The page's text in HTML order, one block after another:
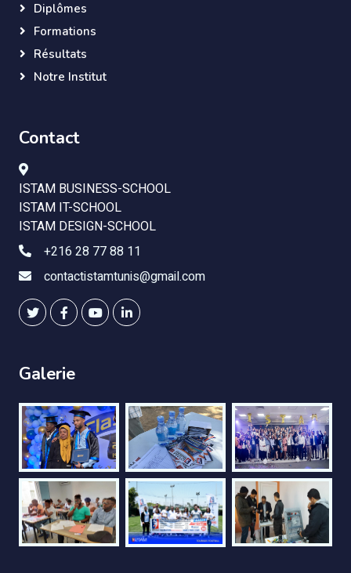
Diplômes
Formations
Résultats
Notre Institut
Contact
ISTAM BUSINESS-SCHOOL
ISTAM IT-SCHOOL
ISTAM DESIGN-SCHOOL
+216 28 77 88 11
contactistamtunis@gmail.com
Galerie